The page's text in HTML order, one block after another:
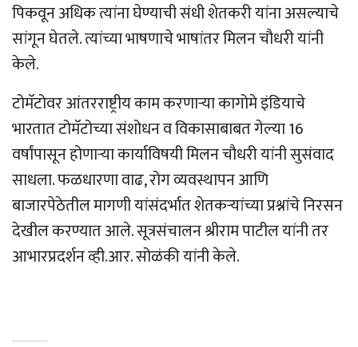
पिकवून अधिक त्यांना घेण्याची संधी शेतकरी यांना असल्याचे
सांगून घेतले. त्यांच्या भाषणाचे भाषांतर मिलन चौधरी यांनी
केले.
टोमॅटोवर आंतरराष्ट्रीय काम करणार्‍या कागोमे इंडियाचे
भारतात टोमॅटोच्या संशोधन व विकासाबाबत गेल्या 16
वर्षांपासून होणार्‍या कार्याविषयी मिलन चौधरी यांनी सुसंवाद
साधला. फळधारणा वाढ, रोग व्यवस्थापन आणि
बाजारपेठेतील मागणी यांसंदर्भात शेतकर्‍यांच्या प्रश्नांचे निरसन
देखील करण्यात आले. सूत्रसंचालन श्रीराम पाटील यांनी तर
आभारप्रदर्शन व्ही.आर. सोळंकी यांनी केले.